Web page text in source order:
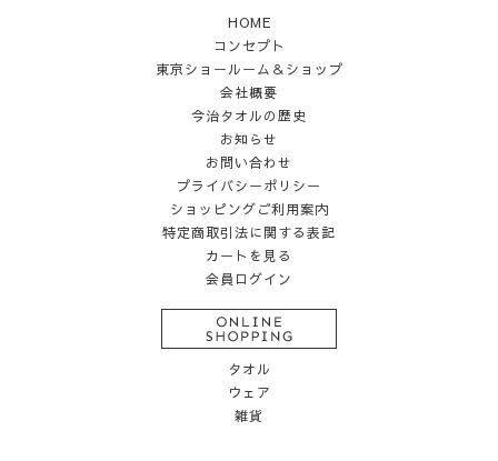
HOME
コンセプト
東京ショールーム＆ショップ
会社概要
今治タオルの歴史
お知らせ
お問い合わせ
プライバシーポリシー
ショッピングご利用案内
特定商取引法に関する表記
カートを見る
会員ログイン
タオル
ウェア
雑貨